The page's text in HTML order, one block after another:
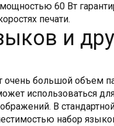
60 Вт
печати.
и
очень большой
использоваться
В
набор